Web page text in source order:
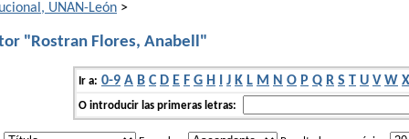
UNAN-León >
"Rostran Flores, Anabell"
Ir a: 0-9 A B C D E F G H I J K L M N O P Q R S T U V W X
O introducir las primeras letras: